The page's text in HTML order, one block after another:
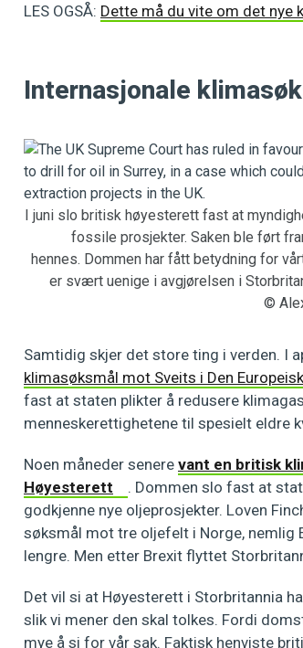
LES OGSÅ: Dette må du vite om det nye
Internasjonale
I juni slo britisk høyesterett fast at
fossile prosjekter. Saken ble ført
hennes. Dommen har fått betydning for
er svært uenige i avgjørelsen i
©
Samtidig skjer det store ting i verden. I
klimasøksmål mot Sveits i Den
fast at staten plikter å redusere
menneskerettighetene til spesielt eldre
Noen måneder senere vant en britisk
Høyesterett
. Dommen slo fast at
godkjenne nye oljeprosjekter. Loven
søksmål mot tre oljefelt i Norge, nemlig
lengre. Men etter Brexit flyttet
Det vil si at Høyesterett i Storbritannia
slik vi mener den skal tolkes. Fordi
mye å si for vår sak. Faktisk henviste